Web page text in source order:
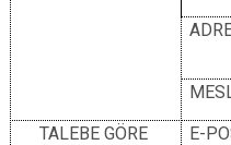
TALEBE GÖRE
E-